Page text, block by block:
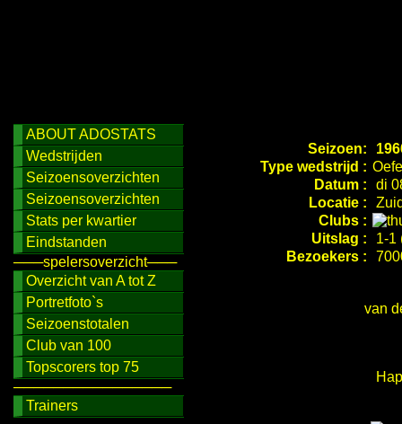
ABOUT ADOSTATS
Wedstrijden
Seizoensoverzichten
Seizoensoverzichten
Stats per kwartier
Eindstanden
───spelersoverzicht───
Overzicht van A tot Z
Portretfoto`s
Seizoenstotalen
Club van 100
Topscorers top 75
────────────────
Trainers
Seizoen:
Type wedstrijd :
Datum :
di
Locatie :
Clubs :
Uitslag :
1-1
Bezoekers :
van